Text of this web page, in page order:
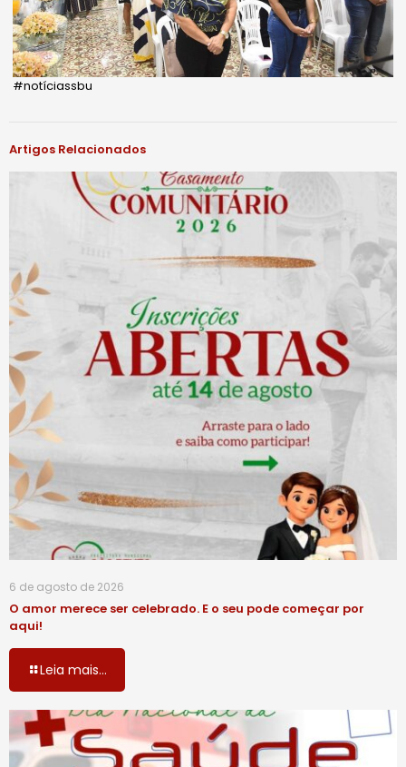
#notíciassbu
Artigos Relacionados
6 de agosto de 2026
O amor merece ser celebrado. E o seu pode começar por
aqui!
Leia mais...